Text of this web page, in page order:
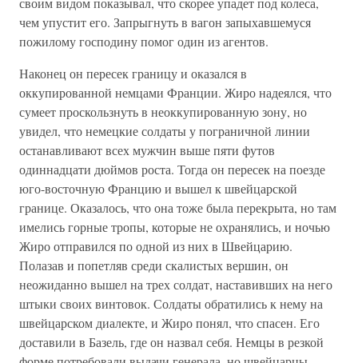
чем упустит его. Запрыгнуть в вагон запыхавшемуся
пожилому господину помог один из агентов.
Наконец он пересек границу и оказался в
оккупированной немцами Франции. Жиро надеялся, что
сумеет проскользнуть в неоккупированную зону, но
увидел, что немецкие солдаты у пограничной линии
останавливают всех мужчин выше пяти футов
одиннадцати дюймов роста. Тогда он пересек на поезде
юго-восточную Францию и вышел к швейцарской
границе. Оказалось, что она тоже была перекрыта, но там
имелись горные тропы, которые не охранялись, и ночью
Жиро отправился по одной из них в Швейцарию.
Полазав и попетляв среди скалистых вершин, он
неожиданно вышел на трех солдат, наставивших на него
штыки своих винтовок. Солдаты обратились к нему на
швейцарском диалекте, и Жиро понял, что спасен. Его
доставили в Базель, где он назвал себя. Немцы в резкой